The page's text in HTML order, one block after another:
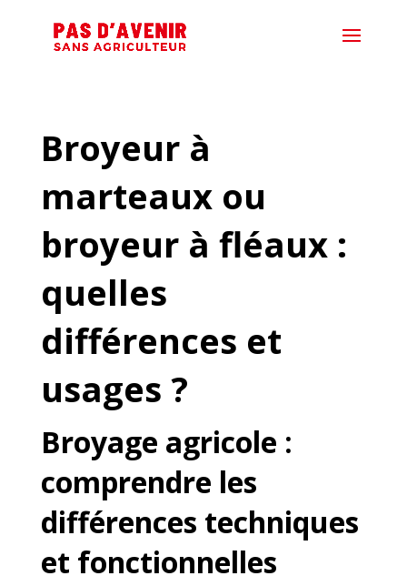
Broyeur à
marteaux ou
broyeur à fléaux :
quelles
différences et
usages ?
Broyage agricole :
comprendre les
différences techniques
et fonctionnelles